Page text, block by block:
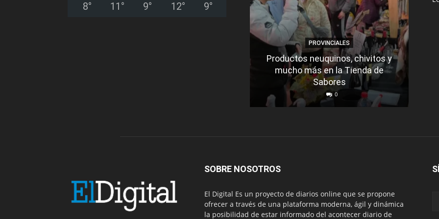
8° 11 ° 9° 12° 9°
PROVINCIALES
Productos neuquinos, chivitos y
mucho más en la Tienda de
Sabores
0
SOBRE NOSOTROS
El Digital Es un proyecto de diarios online que se propone
ofrecer a través de una plataforma moderna, ágil y dinámica
la posibilidad de estar informado del acontecer diario de